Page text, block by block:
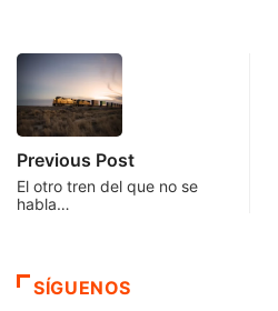
Previous Post
El otro tren del que no se
habla…
SÍGUENOS